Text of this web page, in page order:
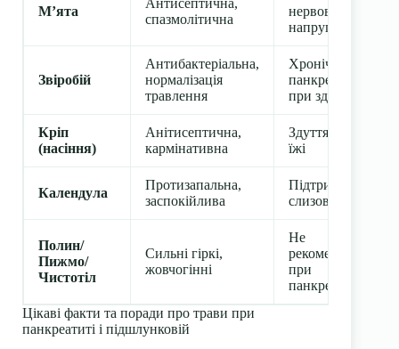
М’ята
Антисептична,
спазмолітична
нервова
напруга
Звіробій
Антибактеріальна,
нормалізація
травлення
Хронічний
панкреатит
при здутті
Кріп
(насіння)
Анітисептична,
кармінативна
Здуття, після
їжі
Календула
Протизапальна,
заспокійлива
Підтримка
слизової
Полин/
Пижмо/
Чистотіл
Сильні гіркі,
жовчогінні
Не
рекомендовані
при
панкреатиті
Цікаві факти та поради про трави при
панкреатиті і підшлунковій